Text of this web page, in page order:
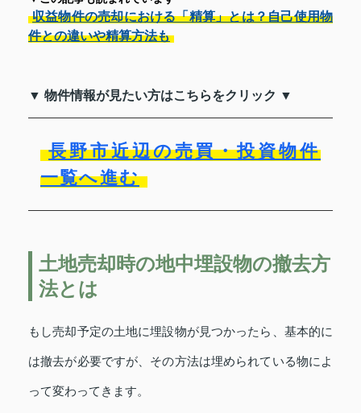
収益物件の売却における「精算」とは？自己使用物
件との違いや精算方法も
▼ 物件情報が見たい方はこちらをクリック ▼
長野市近辺の売買・投資物件
一覧へ進む
土地売却時の地中埋設物の撤去方
法とは
もし売却予定の土地に埋設物が見つかったら、基本的に
は撤去が必要ですが、その方法は埋められている物によ
って変わってきます。